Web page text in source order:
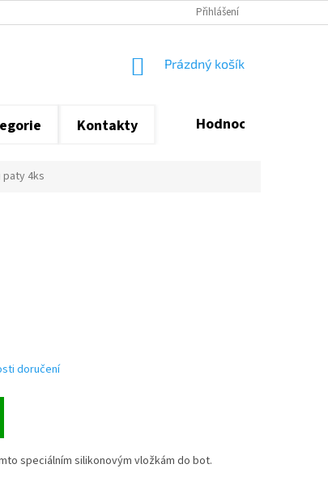
Přihlášení
NÁKUPNÍ
Prázdný košík
Kontakty Hodnocení obchodu
paty 4ks
doručení
speciálním silikonovým vložkám do bot.